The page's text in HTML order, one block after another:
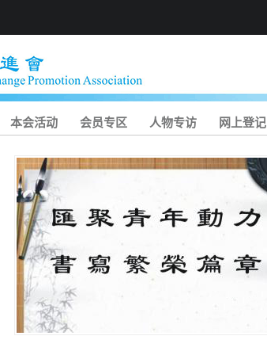
本会活动 会员专区 人物专访 网上登记